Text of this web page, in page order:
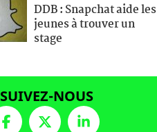
DDB : Snapchat aide les
jeunes à trouver un
stage
SUIVEZ-NOUS